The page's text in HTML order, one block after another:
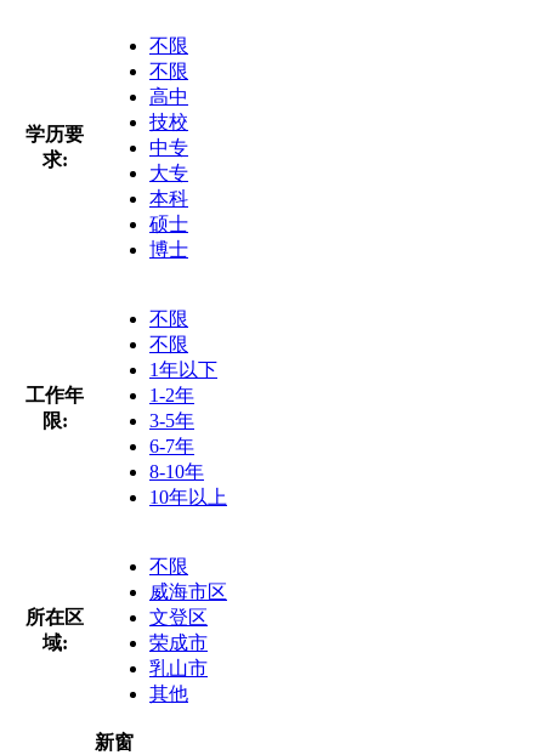
学历要
求:
不限
不限
高中
技校
中专
大专
本科
硕士
博士
工作年
限:
不限
不限
1年以下
1-2年
3-5年
6-7年
8-10年
10年以上
所在区
域:
不限
威海市区
文登区
荣成市
乳山市
其他
新窗